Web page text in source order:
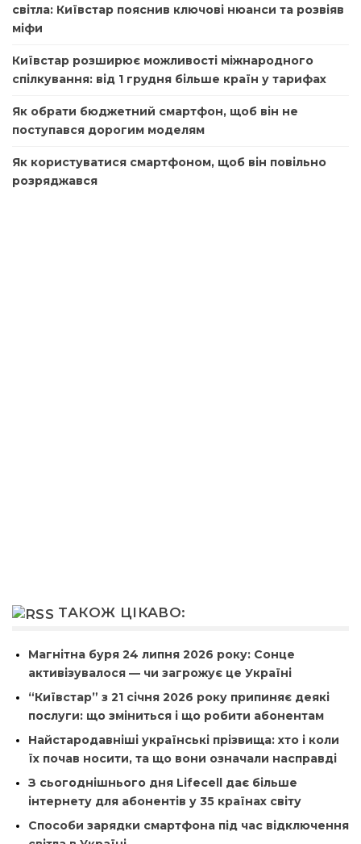
світла: Київстар пояснив ключові нюанси та розвіяв
міфи
Київстар розширює можливості міжнародного
спілкування: від 1 грудня більше країн у тарифах
Як обрати бюджетний смартфон, щоб він не
поступався дорогим моделям
Як користуватися смартфоном, щоб він повільно
розряджався
ТАКОЖ ЦІКАВО:
Магнітна буря 24 липня 2026 року: Сонце
активізувалося — чи загрожує це Україні
“Київстар” з 21 січня 2026 року припиняє деякі
послуги: що зміниться і що робити абонентам
Найстародавніші українські прізвища: хто і коли
їх почав носити, та що вони означали насправді
З сьогоднішнього дня Lifecell дає більше
інтернету для абонентів у 35 країнах світу
Способи зарядки смартфона під час відключення